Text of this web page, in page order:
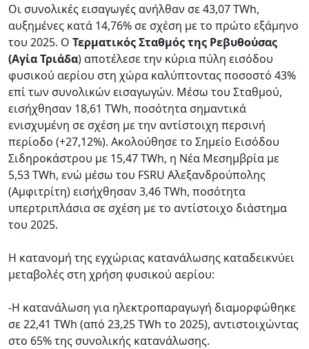
Οι συνολικές εισαγωγές ανήλθαν σε 43,07 TWh,
αυξημένες κατά 14,76% σε σχέση με το πρώτο εξάμηνο
του 2025. Ο Τερματικός Σταθμός της Ρεβυθούσας
(Αγία Τριάδα) αποτέλεσε την κύρια πύλη εισόδου
φυσικού αερίου στη χώρα καλύπτοντας ποσοστό 43%
επί των συνολικών εισαγωγών. Μέσω του Σταθμού,
εισήχθησαν 18,61 TWh, ποσότητα σημαντικά
ενισχυμένη σε σχέση με την αντίστοιχη περσινή
περίοδο (+27,12%). Ακολούθησε το Σημείο Εισόδου
Σιδηροκάστρου με 15,47 TWh, η Νέα Μεσημβρία με
5,53 TWh, ενώ μέσω του FSRU Αλεξανδρούπολης
(Αμφιτρίτη) εισήχθησαν 3,46 TWh, ποσότητα
υπερτριπλάσια σε σχέση με το αντίστοιχο διάστημα
του 2025.
Η κατανομή της εγχώριας κατανάλωσης καταδεικνύει
μεταβολές στη χρήση φυσικού αερίου:
-Η κατανάλωση για ηλεκτροπαραγωγή διαμορφώθηκε
σε 22,41 TWh (από 23,25 TWh το 2025), αντιστοιχώντας
στο 65% της συνολικής κατανάλωσης.